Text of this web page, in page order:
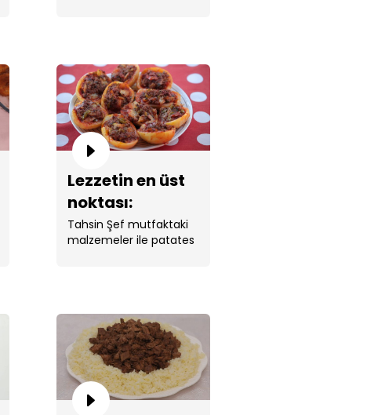
Lezzetin en üst
noktası:
patates
karnıyarık
Tahsin Şef mutfaktaki
malzemeler ile patates